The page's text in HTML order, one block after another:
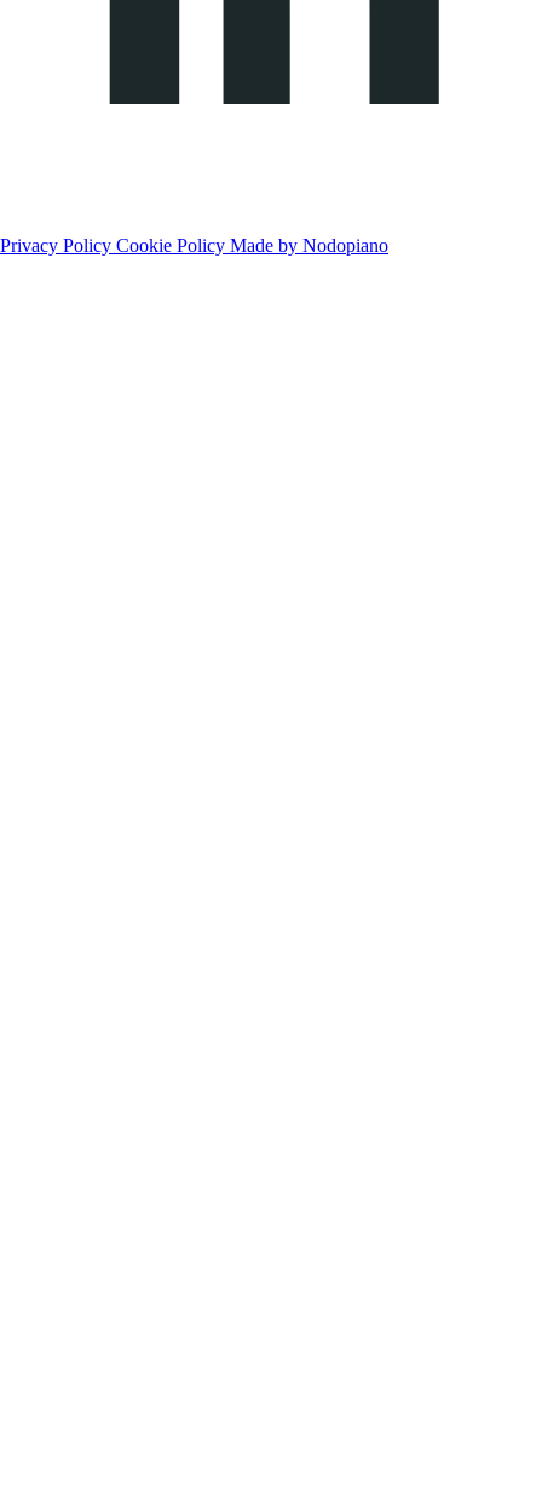
Privacy Policy Cookie Policy Made by Nodopiano